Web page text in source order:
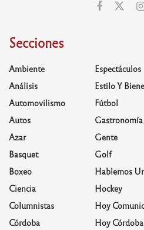
Secciones
Ambiente
Análisis
Automovilismo
Autos
Azar
Basquet
Boxeo
Ciencia
Columnistas
Córdoba
Espectáculos
Estilo Y
Fútbol
Gastronomía
Gente
Golf
Hablemos
Hockey
Hoy
Hoy Córdoba